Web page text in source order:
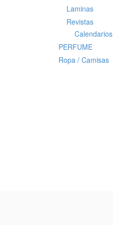
Laminas
Revistas
Calendarios
PERFUME
Ropa / Camisas